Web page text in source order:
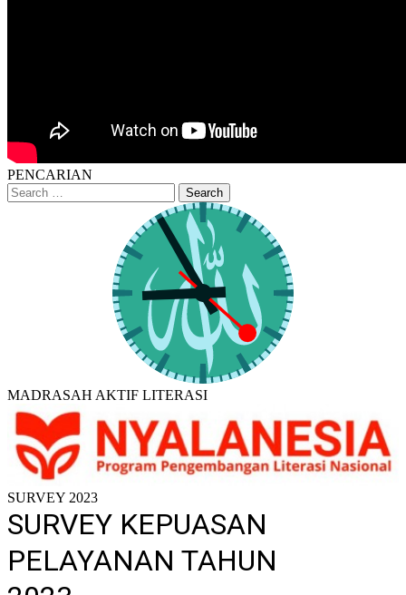
PENCARIAN
MADRASAH AKTIF LITERASI
SURVEY 2023